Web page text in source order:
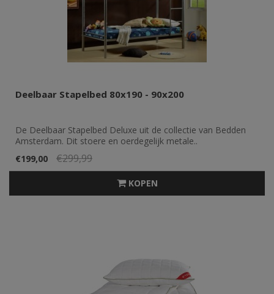
Deelbaar Stapelbed 80x190 - 90x200
De Deelbaar Stapelbed Deluxe uit de collectie van Bedden
Amsterdam. Dit stoere en oerdegelijk metale..
€199,00
€299,99
KOPEN